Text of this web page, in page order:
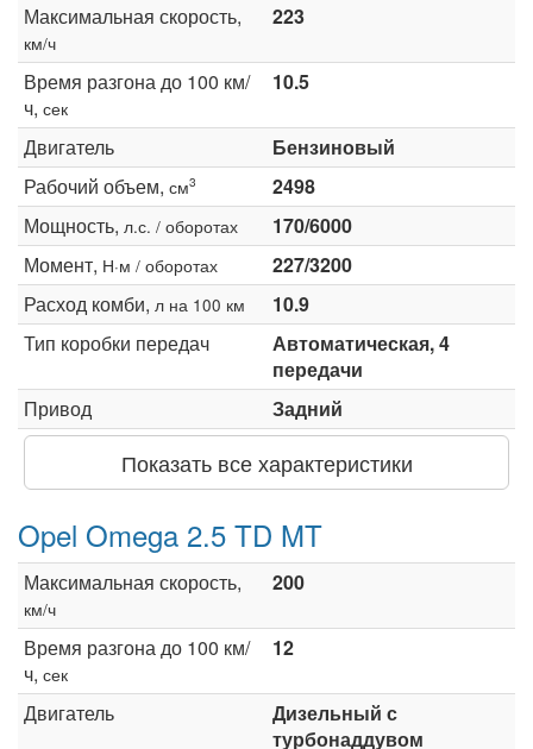
Максимальная скорость,
км/ч
223
Время разгона до 100 км/
ч, сек
10.5
Двигатель
Бензиновый
Рабочий объем, см3
2498
Мощность, л.с. / оборотах
170/6000
Момент, Н·м / оборотах
227/3200
Расход комби, л на 100 км
10.9
Тип коробки передач
Автоматическая, 4
передачи
Привод
Задний
Показать все характеристики
Opel Omega 2.5 TD MT
Максимальная скорость,
км/ч
200
Время разгона до 100 км/
ч, сек
12
Двигатель
Дизельный с
турбонаддувом